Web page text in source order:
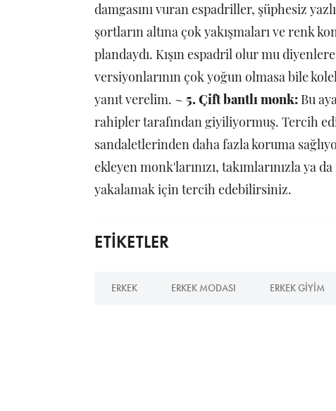
damgasını vuran espadriller, şüphesiz
şortların altına çok yakışmaları ve renk
plandaydı. Kışın espadril olur mu
versiyonlarının çok yoğun olmasa bile
yanıt verelim. ~ 5. Çift bantlı monk: Bu
rahipler tarafından giyiliyormuş. Tercih
sandaletlerinden daha fazla koruma
ekleyen monk'larınızı, takımlarınızla ya
yakalamak için tercih edebilirsiniz.
ETİKETLER
ERKEK ERKEK MODASI ERKEK GIYIM